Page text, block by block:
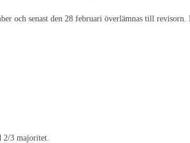
och senast den 28 februari överlämnas till
2/3 majoritet.